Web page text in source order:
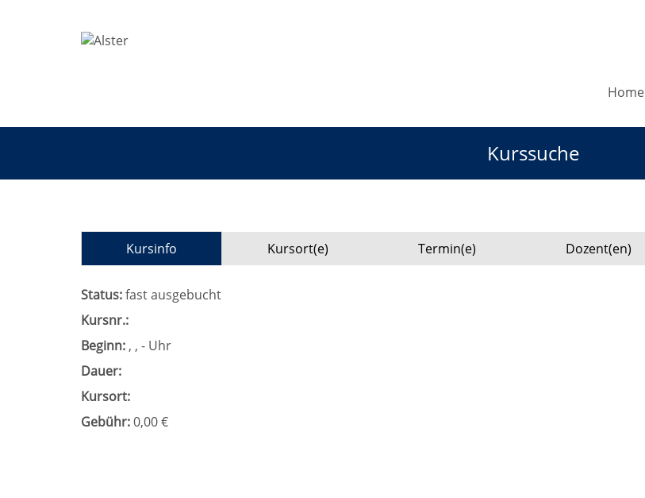
Home
Kurssuche
Kursinfo Kursort(e) Termin(e) Dozent(en)
Status:fast ausgebucht
Kursnr.:
Beginn: , , - Uhr
Dauer:
Kursort:
Gebühr:0,00 €